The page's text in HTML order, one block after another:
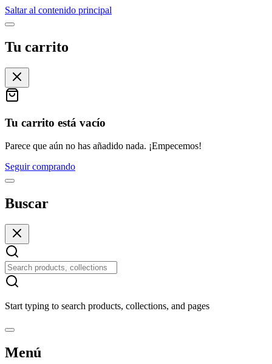
Saltar al contenido principal
Tu carrito
Tu carrito está vacío
Parece que aún no has añadido nada. ¡Empecemos!
Seguir comprando
Buscar
Start typing to search products, collections, and pages
Menú